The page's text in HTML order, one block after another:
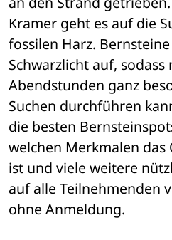
Kramer geht es auf die
fossilen Harz.
Schwarzlicht auf,
Abendstunden ganz
Suchen durchführen
die besten
welchen Merkmalen
ist und viele weitere
auf alle Teilnehmenden
ohne Anmeldung.